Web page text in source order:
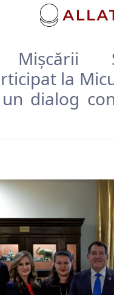
Mișcării
la
un dialog